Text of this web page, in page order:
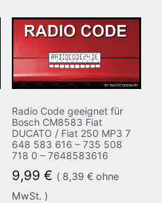
Radio Code geeignet für
Bosch CM8583 Fiat
DUCATO / Fiat 250 MP3 7
648 583 616 – 735 508
718 0 – 7648583616
9,99 € ( 8,39 €ohne
MwSt. )